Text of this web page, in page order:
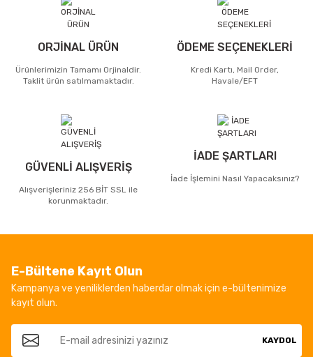
ORJİNAL ÜRÜN
Ürünlerimizin Tamamı Orjinaldir.
Taklit ürün satılmamaktadır.
ÖDEME SEÇENEKLERİ
Kredi Kartı, Mail Order,
Havale/EFT
GÜVENLİ ALIŞVERİŞ
Alışverişleriniz 256 BİT SSL ile
korunmaktadır.
İADE ŞARTLARI
İade İşlemini Nasıl Yapacaksınız?
E-Bültene Kayıt Olun
Kampanya ve yeniliklerden haberdar olmak için e-bültenimize
kayıt olun.
KAYDOL